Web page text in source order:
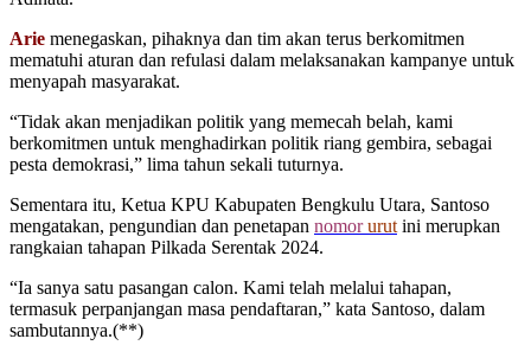
Arie menegaskan, pihaknya dan tim akan terus berkomitmen
mematuhi aturan dan refulasi dalam melaksanakan kampanye untuk
menyapah masyarakat.
“Tidak akan menjadikan politik yang memecah belah, kami
berkomitmen untuk menghadirkan politik riang gembira, sebagai
pesta demokrasi,” lima tahun sekali tuturnya.
Sementara itu, Ketua KPU Kabupaten Bengkulu Utara, Santoso
mengatakan, pengundian dan penetapan nomor urut ini merupkan
rangkaian tahapan Pilkada Serentak 2024.
“Ia sanya satu pasangan calon. Kami telah melalui tahapan,
termasuk perpanjangan masa pendaftaran,” kata Santoso, dalam
sambutannya.(**)